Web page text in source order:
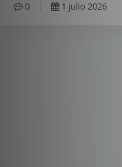
0
1 julio 2026